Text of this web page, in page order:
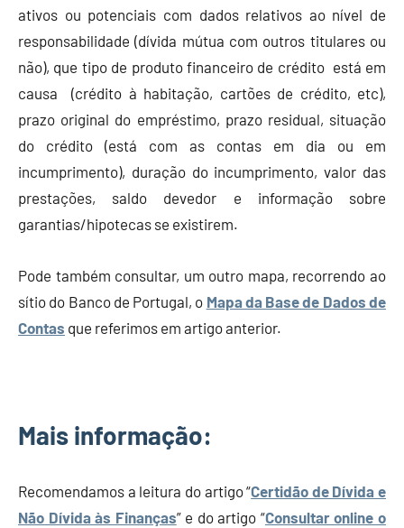
ativos ou potenciais com dados relativos ao nível de
responsabilidade (dívida mútua com outros titulares ou
não), que tipo de produto financeiro de crédito está em
causa (crédito à habitação, cartões de crédito, etc),
prazo original do empréstimo, prazo residual, situação
do crédito (está com as contas em dia ou em
incumprimento), duração do incumprimento, valor das
prestações, saldo devedor e informação sobre
garantias/hipotecas se existirem.
Pode também consultar, um outro mapa, recorrendo ao
sítio do Banco de Portugal, o Mapa da Base de Dados de
Contas que referimos em artigo anterior.
Mais informação:
Recomendamos a leitura do artigo “Certidão de Dívida e
Não Dívida às Finanças” e do artigo “Consultar online o